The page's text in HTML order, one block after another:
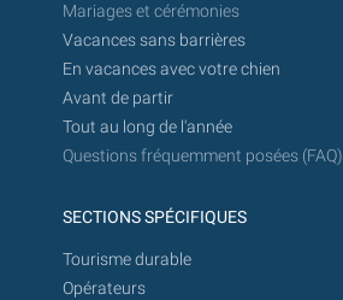
Mariages et cérémonies
Vacances sans barrières
En vacances avec votre chien
Avant de partir
Tout au long de l'année
Questions fréquemment posées (FAQ)
SECTIONS SPÉCIFIQUES
Tourisme durable
Opérateurs